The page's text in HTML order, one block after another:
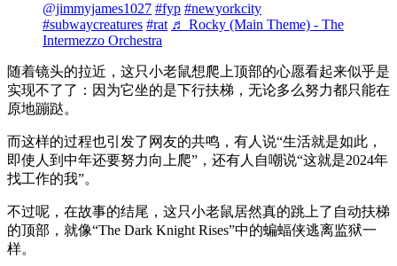
@jimmyjames1027 #fyp #newyorkcity
#subwaycreatures #rat ♬ Rocky (Main Theme) - The
Intermezzo Orchestra
随着镜头的拉近，这只小老鼠想爬上顶部的心愿看起来似乎是
实现不了了：因为它坐的是下行扶梯，无论多么努力都只能在
原地蹦跶。
而这样的过程也引发了网友的共鸣，有人说“生活就是如此，
即使人到中年还要努力向上爬”，还有人自嘲说“这就是2024年
找工作的我”。
不过呢，在故事的结尾，这只小老鼠居然真的跳上了自动扶梯
的顶部，就像“The Dark Knight Rises”中的蝙蝠侠逃离监狱一
样。